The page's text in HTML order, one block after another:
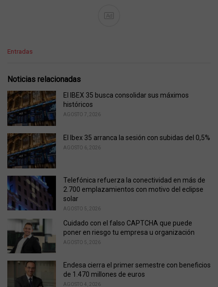
Ad
C
e
o
r
i
e
:
Entradas
Noticias relacionadas
El IBEX 35 busca consolidar sus máximos
históricos
AGOSTO 7, 2026
El Ibex 35 arranca la sesión con subidas del 0,5%
AGOSTO 6, 2026
Telefónica refuerza la conectividad en más de
2.700 emplazamientos con motivo del eclipse
solar
AGOSTO 5, 2026
Cuidado con el falso CAPTCHA que puede
poner en riesgo tu empresa u organización
AGOSTO 5, 2026
Endesa cierra el primer semestre con beneficios
de 1.470 millones de euros
AGOSTO 4, 2026